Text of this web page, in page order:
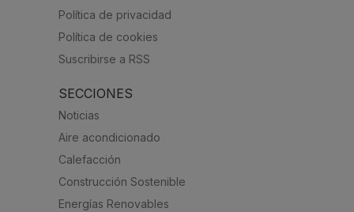
Política de privacidad
Política de cookies
Suscribirse a RSS
SECCIONES
Noticias
Aire acondicionado
Calefacción
Construcción Sostenible
Energías Renovables